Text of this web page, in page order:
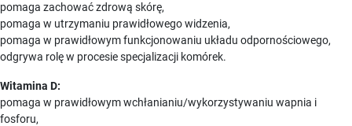
pomaga zachować zdrową skórę,
pomaga w utrzymaniu prawidłowego widzenia,
pomaga w prawidłowym funkcjonowaniu układu odpornościowego,
odgrywa rolę w procesie specjalizacji komórek.
Witamina D:
pomaga w prawidłowym wchłanianiu/wykorzystywaniu wapnia i
fosforu,